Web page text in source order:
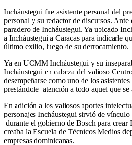
Incháustegui fue asistente personal del
personal y su redactor de discursos.
paradero de Incháustegui. Ya ubicado
a Incháustegui a Caracas para indicarle
último exilio, luego de su derrocamiento.
Ya en UCMM Incháustegui y su
Incháustegui en cabeza del valioso
desempeñarse como uno de los
prestándole atención a todo aquel que
En adición a los valiosos aportes
personajes Incháustegui sirvió de
durante el gobierno de Bosch para
creaba la Escuela de Técnicos Medios
empresas dominicanas.